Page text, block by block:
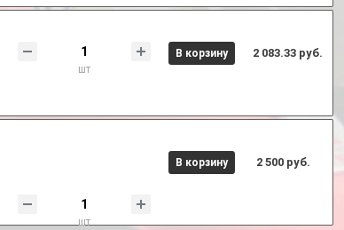
2 083.33 руб.
В корзину
шт
2 500 руб.
В корзину
шт